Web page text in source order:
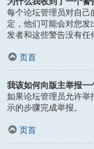
每个论坛管理员对自己
定，他们可能会对您
发者和这些警告没有任
页首
我该如何向版主举报一
如果论坛管理员允许举
示的步骤完成举报。
页首